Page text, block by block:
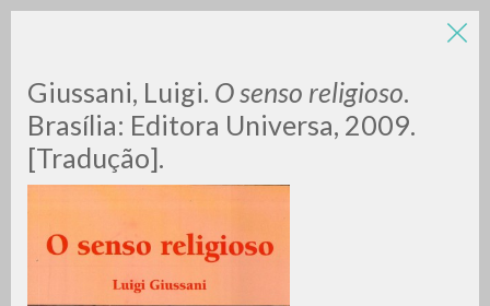
Giussani, Luigi. O senso religioso.
Brasília: Editora Universa, 2009.
[Tradução].
LUIGI
GIUSSANI